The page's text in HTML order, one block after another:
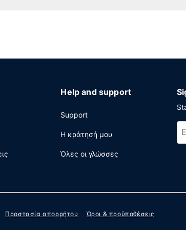
6:30 π.μ. - 9:30 π.μ. και τα σαββατοκύριακα
Help and support
Support
Η κράτησή μου
Όλες οι γλώσσες
Προστασία απορρήτου Όροι & προϋποθέσεις